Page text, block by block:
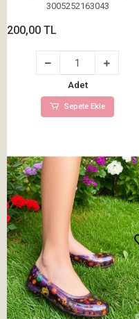
3005252163043
200,00 TL
Adet
Sepete Ekle